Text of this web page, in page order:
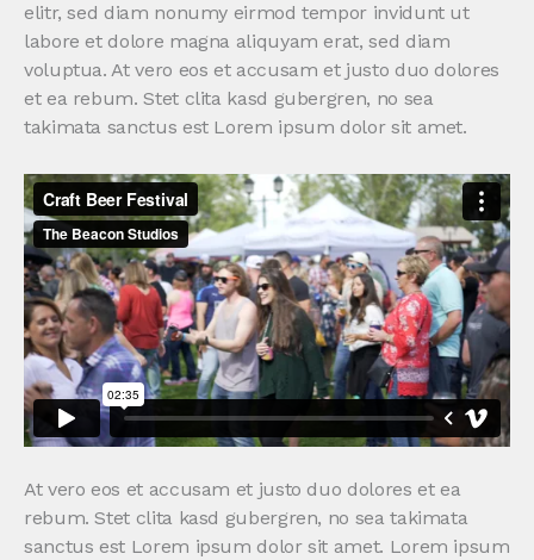
elitr, sed diam nonumy eirmod tempor invidunt ut
labore et dolore magna aliquyam erat, sed diam
voluptua. At vero eos et accusam et justo duo dolores
et ea rebum. Stet clita kasd gubergren, no sea
takimata sanctus est Lorem ipsum dolor sit amet.
At vero eos et accusam et justo duo dolores et ea
rebum. Stet clita kasd gubergren, no sea takimata
sanctus est Lorem ipsum dolor sit amet. Lorem ipsum